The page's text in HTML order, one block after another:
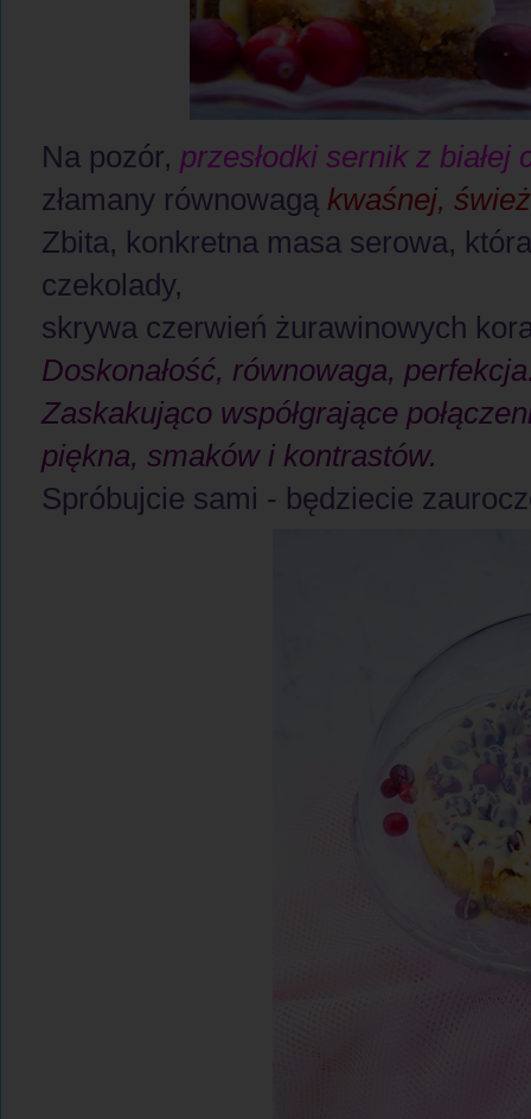
Na pozór, przesłodki sernik z białej
złamany równowagą kwaśnej,
Zbita, konkretna masa serowa,
czekolady,
skrywa czerwień żurawinowych
Doskonałość, równowaga,
Zaskakująco współgrające
piękna, smaków i kontrastów.
Spróbujcie sami - będziecie